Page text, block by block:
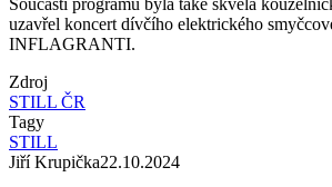
Součástí programu byla také skvělá
uzavřel koncert dívčího elektrického
INFLAGRANTI.
Zdroj
STILL ČR
Tagy
STILL
Jiří Krupička22.10.2024